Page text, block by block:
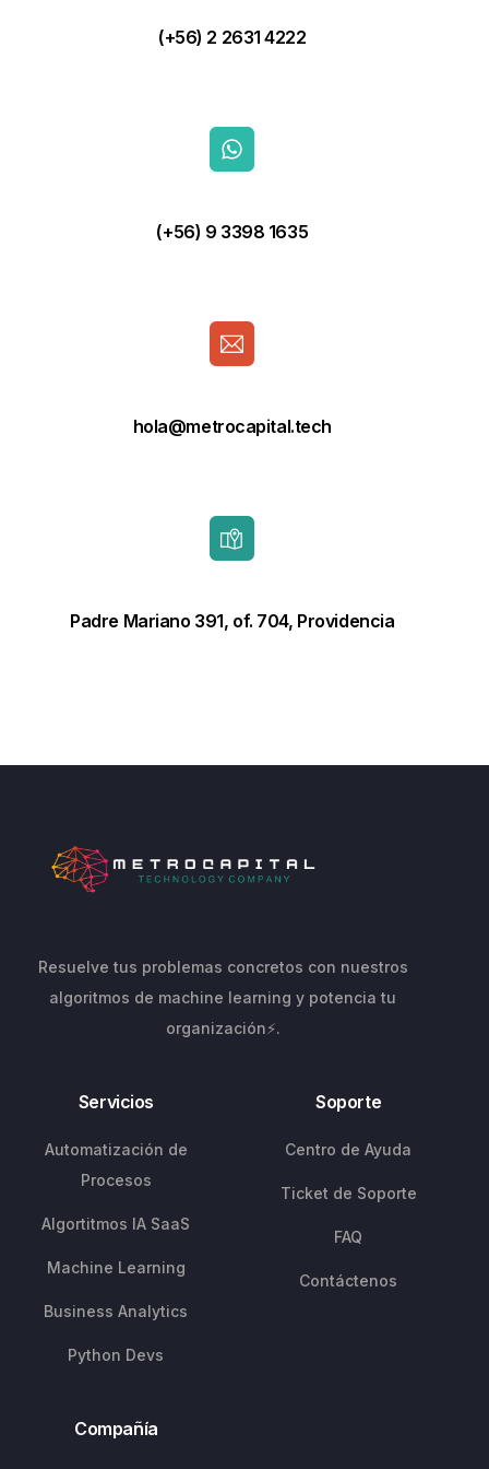
(+56) 2 2631 4222
(+56) 9 3398 1635
hola@metrocapital.tech
Padre Mariano 391, of. 704, Providencia
Resuelve tus problemas concretos con nuestros
algoritmos de machine learning y potencia tu
organización⚡.
Servicios
Automatización de
Procesos
Algortitmos IA SaaS
Machine Learning
Business Analytics
Python Devs
Soporte
Centro de Ayuda
Ticket de Soporte
FAQ
Contáctenos
Compañía